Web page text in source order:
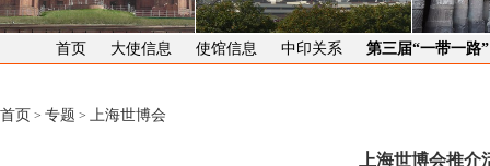
首页 大使信息 使馆信息 中印关系 第三届“一带一路
首页 > 专题 > 上海世博会
上海世博会推